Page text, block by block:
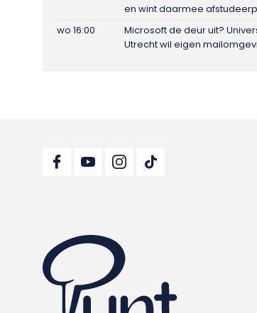
en wint daarmee
wo 16:00
Microsoft de deur uit?
Utrecht wil eigen